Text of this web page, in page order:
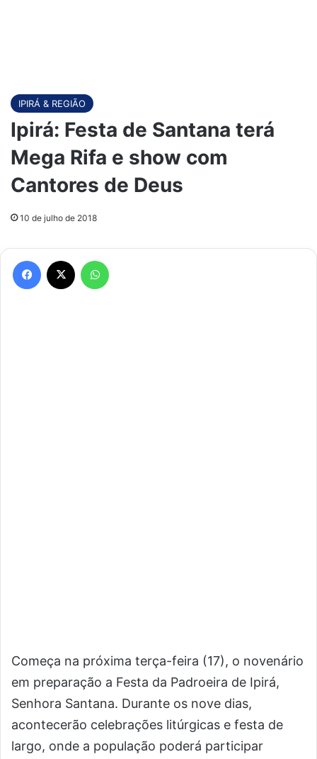
IPIRÁ & REGIÃO
Ipirá: Festa de Santana terá
Mega Rifa e show com
Cantores de Deus
10 de julho de 2018
Começa na próxima terça-feira (17), o novenário
em preparação a Festa da Padroeira de Ipirá,
Senhora Santana. Durante os nove dias,
acontecerão celebrações litúrgicas e festa de
largo, onde a população poderá participar